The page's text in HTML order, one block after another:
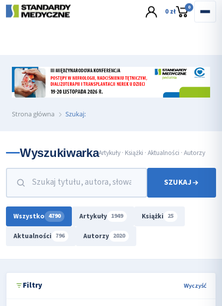
wyślij e-mail
Strona główna Szukaj:
WyszukiwarkaArtykuły · Książki · Aktualności · Autorzy
SZUKAJ
Wszystko 4790 Artykuły 1949 Książki 25
Aktualności 796 Autorzy 2020
Filtry Wyczyść